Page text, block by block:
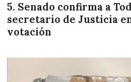
Senado confirma a
secretario de Justicia
votación